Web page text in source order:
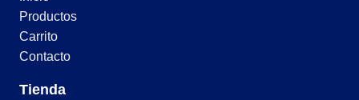
Productos
Carrito
Contacto
Tienda